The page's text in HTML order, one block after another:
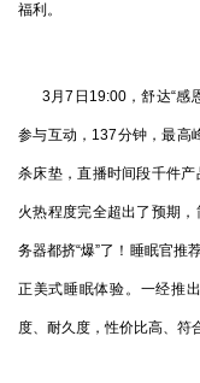
福利。
3月7日19:00，舒达“感
参与互动，137分钟，最高
杀床垫，直播时间段千件
火热程度完全超出了预期
务器都挤“爆”了！睡眠官推
正美式睡眠体验。一经推
度、耐久度，性价比高、